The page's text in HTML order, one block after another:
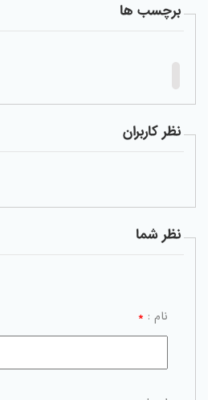
برچسب ها
نظر کاربران
نظر شما
نام : *